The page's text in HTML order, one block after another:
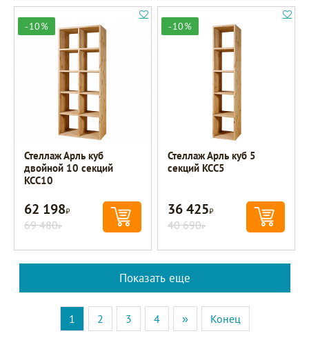
-10%
Стеллаж Арль куб
двойной 10 секций
KCC10
62 198Р
69 480Р
-10%
Стеллаж Арль куб 5
секций KCC5
36 425Р
40 690Р
Показать еще
1 2 3 4 » Конец